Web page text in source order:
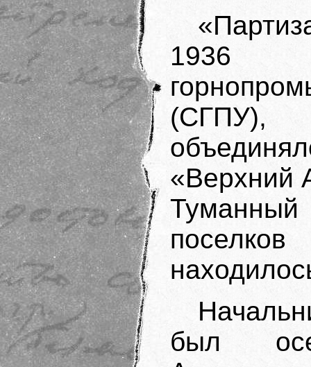
1936
(СГПУ),
«Верхний
был